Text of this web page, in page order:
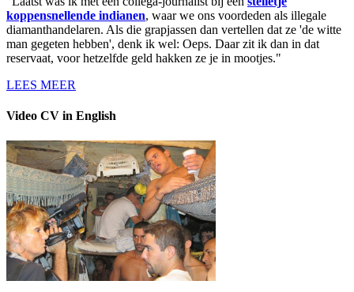
koppensnellende indianen, waar we ons voordeden als illegale
diamanthandelaren. Als die grapjassen dan vertellen dat ze 'de witte
man gegeten hebben', denk ik wel: Oeps. Daar zit ik dan in dat
reservaat, voor hetzelfde geld hakken ze je in mootjes."
LEES MEER
Video CV in English